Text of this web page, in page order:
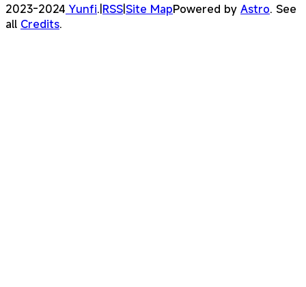
2023-2024 Yunfi.|RSS|Site MapPowered by Astro. See
all Credits.